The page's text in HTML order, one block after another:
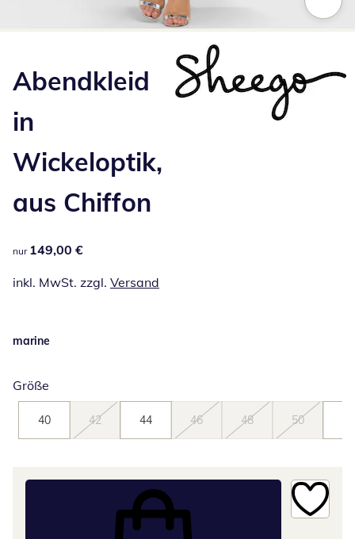
Abendkleid
in
Wickeloptik,
aus Chiffon
149,00 €
nur 149,00 €
inkl. MwSt. zzgl. Versand
marine
Größe
40 42 44 46 48 50